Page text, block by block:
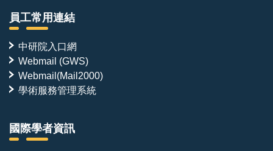
員工常用連結
中研院入口網
Webmail (GWS)
Webmail(Mail2000)
學術服務管理系統
國際學者資訊